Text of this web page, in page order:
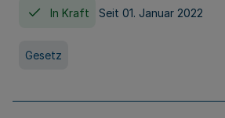
In Kraft Seit 01. Januar 2022
Gesetz